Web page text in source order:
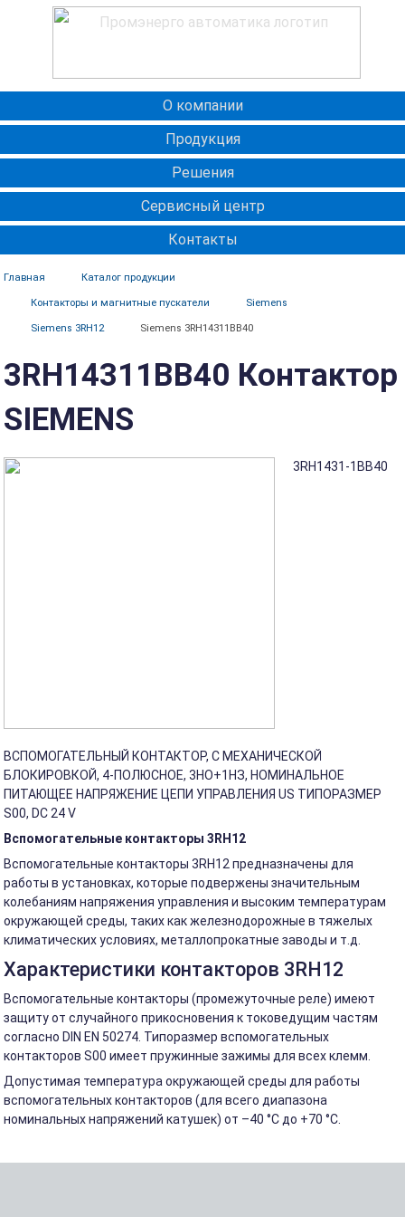
О компании
Продукция
Решения
Сервисный центр
Контакты
Главная Каталог продукции
Контакторы и магнитные пускатели Siemens
Siemens 3RH12 Siemens 3RH14311BB40
3RH14311BB40 Контактор
SIEMENS
3RH1431-1BB40
ВСПОМОГАТЕЛЬНЫЙ КОНТАКТОР, С МЕХАНИЧЕСКОЙ
БЛОКИРОВКОЙ, 4-ПОЛЮСНОЕ, 3НO+1НЗ, НОМИНАЛЬНОЕ
ПИТАЮЩЕЕ НАПРЯЖЕНИЕ ЦЕПИ УПРАВЛЕНИЯ US ТИПОРАЗМЕР
S00, DC 24 V
Вспомогательные контакторы 3RH12
Вспомогательные контакторы 3RH12 предназначены для
работы в установках, которые подвержены значительным
колебаниям напряжения управления и высоким температурам
окружающей среды, таких как железнодорожные в тяжелых
климатических условиях, металлопрокатные заводы и т.д.
Характеристики контакторов 3RH12
Вспомогательные контакторы (промежуточные реле) имеют
защиту от случайного прикосновения к токоведущим частям
согласно DIN EN 50274. Типоразмер вспомогательных
контакторов S00 имеет пружинные зажимы для всех клемм.
Допустимая температура окружающей среды для работы
вспомогательных контакторов (для всего диапазона
номинальных напряжений катушек) от –40 °C до +70 °C.